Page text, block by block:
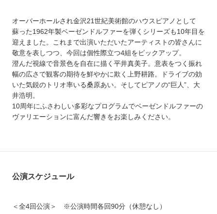
オーバーホールされ金沢21世紀美術館のハウスピアノとして
蘇った1962年製ベーゼンドルファーを弾くシリーズも10年目を
迎えました。これまで出演いただいたアーティストの皆さんに
敬意を表しつつ、今回は個性際立つ4組をピックアップ。
澄んだ視線で音景色を自在に描く平井真美子。意表をつく振れ
幅の広さで観客の期待を鮮やかに欺く上野耕路。ドライブの効
いた気鋭のトリオ率いる桑原あい。そしてピアノの“巨人”、大
井浩明。
10周年にふさわしい多彩なプログラムでベーゼンドルファーの
ヴァリエーションに富んだ響きをお楽しみください。
公演スケジュール
＜全4回公演＞ ※公演時間各回90分（休憩なし）